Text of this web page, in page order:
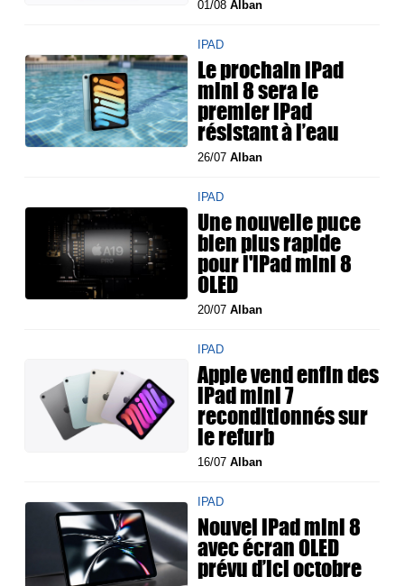
01/08Alban
IPAD
Le prochain iPad
mini 8 sera le
premier iPad
résistant à l’eau
26/07Alban
IPAD
Une nouvelle puce
bien plus rapide
pour l'iPad mini 8
OLED
20/07Alban
IPAD
Apple vend enfin des
iPad mini 7
reconditionnés sur
le refurb
16/07Alban
IPAD
Nouvel iPad mini 8
avec écran OLED
prévu d’ici octobre